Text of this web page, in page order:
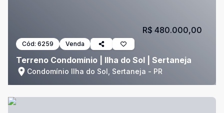
Cód: 6259 Venda
Terreno Condomínio | Ilha do Sol | Sertaneja
Condomínio Ilha do Sol, Sertaneja - PR
R$ 480.000,00